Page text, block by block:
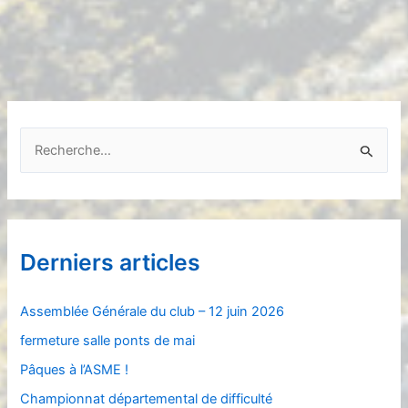
h
r
e
r
Derniers articles
Assemblée Générale du club – 12 juin 2026
fermeture salle ponts de mai
Pâques à l’ASME !
Championnat départemental de difficulté